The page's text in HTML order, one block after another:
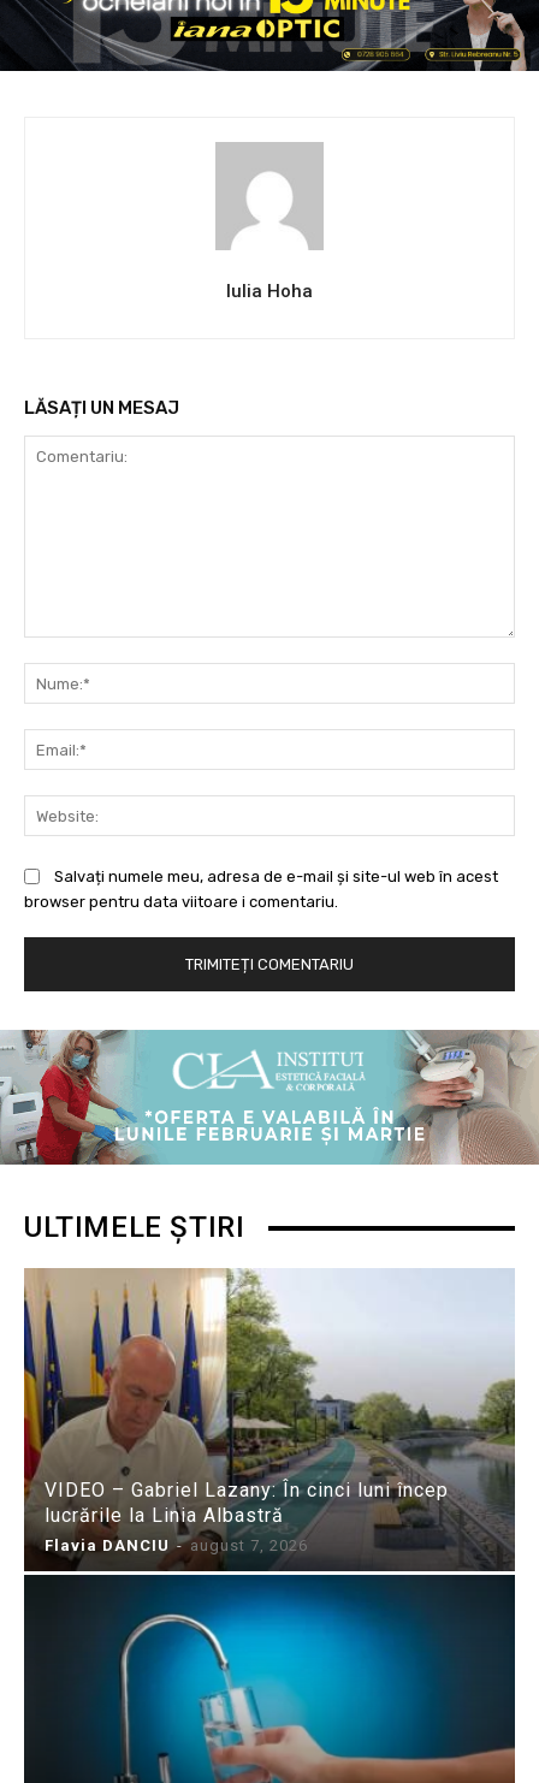
Iulia Hoha
LĂSAȚI UN MESAJ
Salvați numele meu, adresa de e-mail și site-ul web în acest
browser pentru data viitoare i comentariu.
ULTIMELE ȘTIRI
VIDEO – Gabriel Lazany: În cinci luni încep
lucrările la Linia Albastră
Flavia DANCIU - august 7, 2026